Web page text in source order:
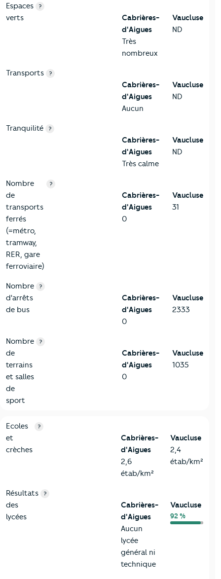
Espaces
verts
?
Cabrières-
d'Aigues
Très
nombreux
Vaucluse
ND
Transports ?
Cabrières-
d'Aigues
Aucun
Vaucluse
ND
Tranquilité ?
Cabrières-
d'Aigues
Très calme
Vaucluse
ND
Nombre
de
transports
ferrés
(=métro,
tramway,
RER, gare
ferroviaire)
?
Cabrières-
d'Aigues
0
Vaucluse
31
Nombre
d'arrêts
de bus
?
Cabrières-
d'Aigues
0
Vaucluse
2333
Nombre
de
terrains
et salles
de
sport
?
Cabrières-
d'Aigues
0
Vaucluse
1035
4-Education
Critères
Ecoles
et
crèches
?
Cabrières-
d'Aigues
2,6
étab/km²
Vaucluse
2,4
étab/km²
Résultats
des
lycées
?
Cabrières-
d'Aigues
Aucun
lycée
général ni
technique
Vaucluse
92 %